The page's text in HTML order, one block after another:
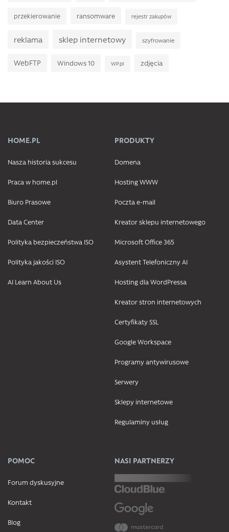
przekierowanie ransomware rejestr zakupów
reklama sklep internetowy szyfrowanie
WebFTP Windows 10 WP.pl zdjęcia
HOME.PL
Nasza historia sukcesu
Praca w home.pl
Biuro Prasowe
Data Center
Polityka bezpieczeństwa ISO
Polityka jakości ISO
AI Learn About Us
PRODUKTY
Domena
Hosting WWW
Poczta e-mail
Kreator sklepu internetowego
Microsoft Office 365
Asystent Telefoniczny AI
Hosting dla WordPressa
Kreator stron internetowych
Certyfikaty SSL
Google Workspace
Programy antywirusowe
Serwery
Sklepy internetowe
Regulaminy usług
POMOC
Forum dyskusyjne
Kontakt
Blog
NASI PARTNERZY